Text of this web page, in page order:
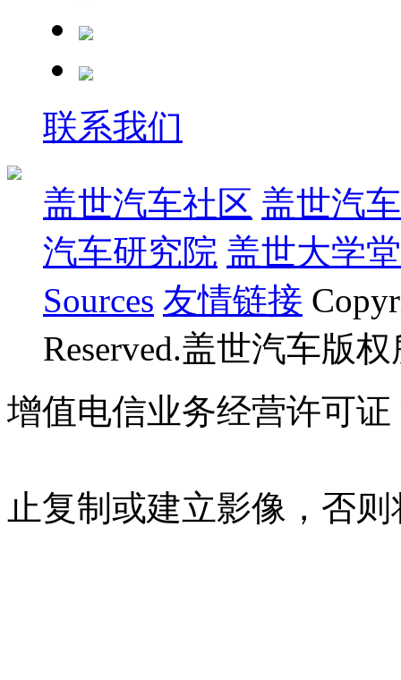
联系我们
盖世汽车社区 盖世汽
汽车研究院 盖世大学堂
Sources 友情链接
Reserved.盖世汽车版
增值电信业务经营许可证
止复制或建立影像，否